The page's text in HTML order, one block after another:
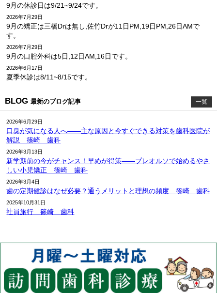
9月の休診日は9/21~9/24です。
2026年7月29日
9月の矯正は三橋Drは無し,佐竹Drが11日PM,19日PM,26日AMで
す。
2026年7月29日
9月の口腔外科は5日,12日AM,16日です。
2026年6月17日
夏季休診は8/11~8/15です。
BLOG 最新のブログ記事 一覧
2026年6月29日
口臭が気になる人へ――主な原因と今すぐできる対策を歯科医院が
解説 篠崎 歯科
2026年3月13日
新学期前の今がチャンス！早めが得策――プレオルソで始めるやさ
しい小児矯正 篠崎 歯科
2026年3月4日
歯の定期健診はなぜ必要？通うメリットと理想の頻度 篠崎 歯科
2025年10月31日
社員旅行 篠崎 歯科